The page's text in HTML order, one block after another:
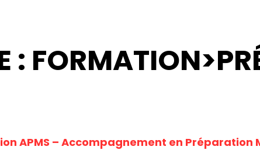
:
APMS – Accompagnement en